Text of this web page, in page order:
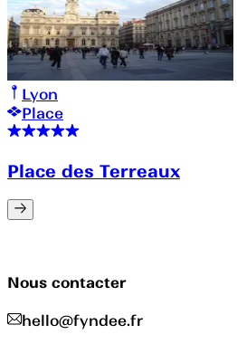
Lyon
Place
Place des Terreaux
Nous contacter
hello@fyndee.fr